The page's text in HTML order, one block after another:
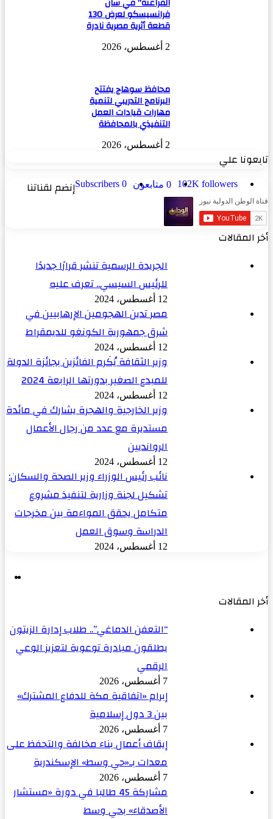
فرانسيسكو لعرض 130
قطعة أثرية مصرية نادرة
2 أغسطس، 2026
محافظ سوهاج يفتتح
البرنامج التدريبي لتنمية
مهارات قيادات العمل
التنفيذي بالمحافظة
2 أغسطس، 2026
تابعونا علي
102K followers
0 متابعون 0
Subscribersإنضم لقناتنا
أخر المقالات
الجريدة الرسمية تنشر قرارًا جديدًا
للرئيس السيسي.. تعرف عليه
12 أغسطس، 2024
مصر تدين الهجومين الإرهابيين في
شرق جمهورية الكونغو للديمقراط
12 أغسطس، 2024
وزير الثقافة يُكَرم الفائزين بجائزة الدولة
للمبدع الصغير بدورتها الرابعة 2024
12 أغسطس، 2024
وزير الخارجية والهجرة يشارك في مائدة
مستديرة مع عدد من رجال الأعمال
الروانديين
12 أغسطس، 2024
نائب رئيس الوزراء وزير الصحة والسكان:
تشكيل لجنة وزارية لتنفيذ مشروع
متكامل يحقق المواءمة بين مخرجات
الدراسة وسوق العمل
12 أغسطس، 2024
أخر المقالات
“التعفن الدماغي”.. طلاب إدارة الزيتون
يطلقون مبادرة توعوية لتعزيز الوعي
الرقمي
7 أغسطس، 2026
إبرام «اتفاقية مكة للدفاع المشترك»
بين 3 دول إسلامية
7 أغسطس، 2026
إيقاف أعمال بناء مخالفة والتحفظ على
معدات بـ«حي وسط» الإسكندرية
7 أغسطس، 2026
مشاركة 45 طالبا في دورة «مستشار
الأصدقاء» بحي وسط